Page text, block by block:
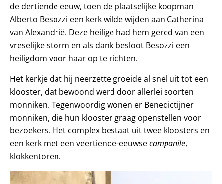
de dertiende eeuw, toen de plaatselijke koopman
Alberto Besozzi een kerk wilde wijden aan Catherina
van Alexandrië. Deze heilige had hem gered van een
vreselijke storm en als dank besloot Besozzi een
heiligdom voor haar op te richten.
Het kerkje dat hij neerzette groeide al snel uit tot een
klooster, dat bewoond werd door allerlei soorten
monniken. Tegenwoordig wonen er Benedictijner
monniken, die hun klooster graag openstellen voor
bezoekers. Het complex bestaat uit twee kloosters en
een kerk met een veertiende-eeuwsecampanile,
klokkentoren.